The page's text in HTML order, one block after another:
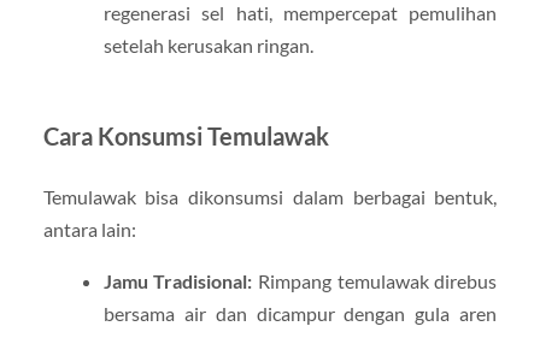
regenerasi sel hati, mempercepat pemulihan
setelah kerusakan ringan.
Cara Konsumsi Temulawak
Temulawak bisa dikonsumsi dalam berbagai bentuk,
antara lain:
Jamu Tradisional: Rimpang temulawak direbus
bersama air dan dicampur dengan gula aren